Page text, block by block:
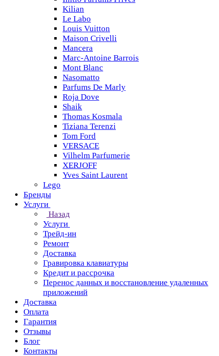
Kilian
Le Labo
Louis Vuitton
Maison Crivelli
Mancera
Marc-Antoine Barrois
Mont Blanc
Nasomatto
Parfums De Marly
Roja Dove
Shaik
Thomas Kosmala
Tiziana Terenzi
Tom Ford
VERSACE
Vilhelm Parfumerie
XERJOFF
Yves Saint Laurent
Lego
Бренды
Услуги
Назад
Услуги
Трейд-ин
Ремонт
Доставка
Гравировка клавиатуры
Кредит и рассрочка
Перенос данных и восстановление удаленных
приложений
Доставка
Оплата
Гарантия
Отзывы
Блог
Контакты